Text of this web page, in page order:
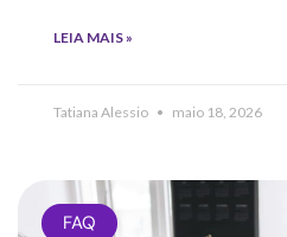
LEIA MAIS »
Tatiana Alessio maio 18, 2026
FAQ